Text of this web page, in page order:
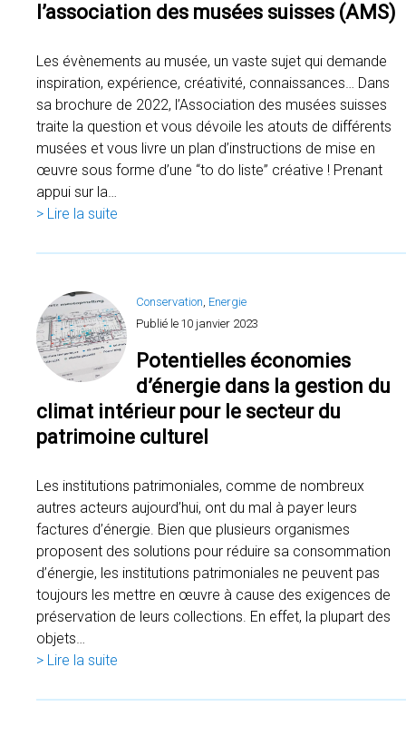
l’association des musées suisses (AMS)
Les évènements au musée, un vaste sujet qui demande
inspiration, expérience, créativité, connaissances… Dans
sa brochure de 2022, l’Association des musées suisses
traite la question et vous dévoile les atouts de différents
musées et vous livre un plan d’instructions de mise en
œuvre sous forme d’une “to do liste” créative ! Prenant
appui sur la…
> Lire la suite
Conservation, Energie
Publié le 10 janvier 2023
Potentielles économies
d’énergie dans la gestion du
climat intérieur pour le secteur du
patrimoine culturel
Les institutions patrimoniales, comme de nombreux
autres acteurs aujourd’hui, ont du mal à payer leurs
factures d’énergie. Bien que plusieurs organismes
proposent des solutions pour réduire sa consommation
d’énergie, les institutions patrimoniales ne peuvent pas
toujours les mettre en œuvre à cause des exigences de
préservation de leurs collections. En effet, la plupart des
objets…
> Lire la suite